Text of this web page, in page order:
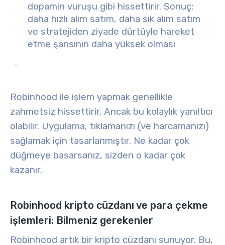
dopamin vuruşu gibi hissettirir. Sonuç:
daha hızlı alım satım, daha sık alım satım
ve stratejiden ziyade dürtüyle hareket
etme şansının daha yüksek olması
.
Robinhood ile işlem yapmak genellikle
zahmetsiz hissettirir. Ancak bu kolaylık yanıltıcı
olabilir. Uygulama, tıklamanızı (ve harcamanızı)
sağlamak için tasarlanmıştır. Ne kadar çok
düğmeye basarsanız, sizden o kadar çok
kazanır.
Robinhood kripto cüzdanı ve para çekme
işlemleri: Bilmeniz gerekenler
Robinhood artık bir kripto cüzdanı sunuyor. Bu,